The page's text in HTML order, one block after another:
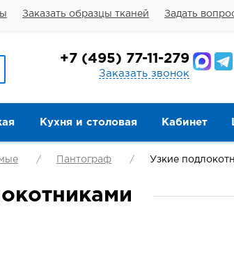
Заказать образцы тканей Задать
+7 (495) 77-11-279
Заказать звонок
Кухня и столовая Кабинет
Пантограф Узкие